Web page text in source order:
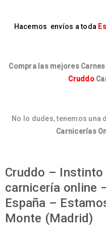
Hacemos envíos a toda
Compra las mejores
Cruddo
No lo dudes, tenemos una
Carnicerías
Cruddo – Instinto
carnicería online
España –
Monte (Madrid)